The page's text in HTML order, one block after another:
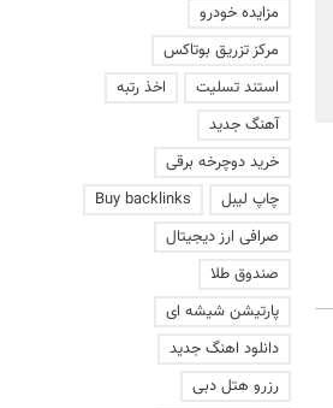
افشای اطلاعات برای ترور
بارون ترامپ | ماجرای قرار
عاشقانه با یک زن
مزایده خودرو
مرکز تزریق بوتاکس
استند تسلیت
اخذ رتبه
آهنگ جدید
خرید دوچرخه برقی
چاپ لیبل
Buy backlinks
صرافی ارز دیجیتال
صندوق طلا
پارتیشن شیشه ای
دانلود اهنگ جدید
رزرو هتل دبی